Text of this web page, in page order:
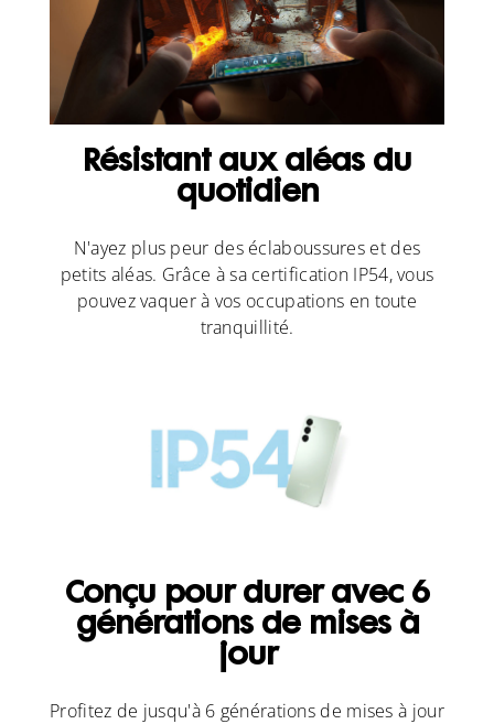
Résistant aux aléas du
quotidien
N'ayez plus peur des éclaboussures et des
petits aléas. Grâce à sa certification IP54, vous
pouvez vaquer à vos occupations en toute
tranquillité.
Conçu pour durer avec 6
générations de mises à
jour
Profitez de jusqu'à 6 générations de mises à jour